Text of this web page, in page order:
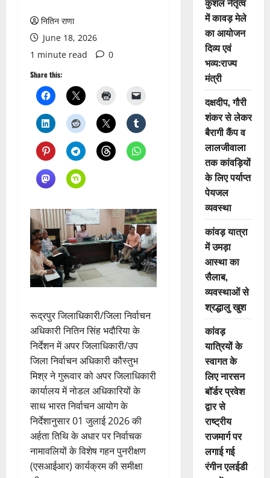
नितिन राणा
June 18, 2026
1 minute read
0
Share this:
रूद्रपुर जिलाधिकारी/जिला निर्वाचन
अधिकारी नितिन सिंह भदौरिया के
निर्देशन में अपर जिलाधिकारी/उप
जिला निर्वाचन अधिकारी कौस्तुभ
मिश्र ने गुरूवार को अपर जिलाधिकारी
कार्यालय में नोडल अधिकारियों के
साथ भारत निर्वाचन आयोग के
निर्देशानुसार 01 जुलाई 2026 की
अर्हता तिथि के अधार पर निर्वाचक
नामावलियों के विशेष गहन पुनरीक्षण
(एसआईआर) कार्यक्रम की समीक्षा
में कावड़ मेले
का आयोजन
दिव्य एवं
भव्य:राज्य
मंत्री
दक्षदीप, गौरी
शंकर से लेकर
बैरागी कैंप व
लालजीवाला
तक कांवड़ियों
के लिए पर्याप्त
पेयजल
व्यवस्था
कांवड़ यात्रा
में उमड़ा
आस्था का
सैलाब,
व्यवस्थाओं से
श्रद्धालु खुश
कांवड़
यात्रियों के
स्वागत के
लिए नारसन
बॉर्डर प्रवेश
द्वार से
राष्ट्रीय
राजमार्ग पर
लगाई गई
रंगीन एलईडी